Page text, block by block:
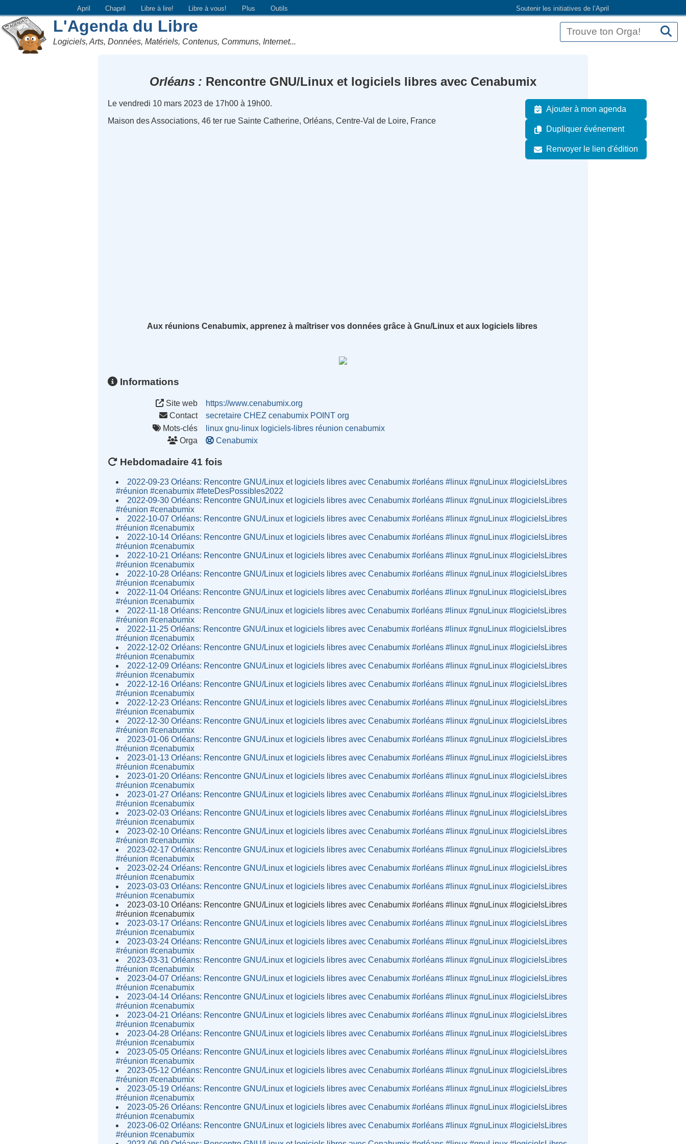
Soutenir les initiatives de l’April
April Chapril Libre à lire! Libre à vous! Plus Outils
L'Agenda du Libre
Logiciels, Arts, Données, Matériels, Contenus, Communs, Internet...
Orléans Rencontre GNU/Linux et logiciels libres avec Cenabumix
Ajouter à mon agenda
Dupliquer événement
Renvoyer le lien d'édition
Le vendredi 10 mars 2023 de 17h00 à 19h00.
Maison des Associations, 46 ter rue Sainte Catherine, Orléans, Centre-Val de Loire, France
Aux réunions Cenabumix, apprenez à maîtriser vos données grâce à Gnu/Linux et aux logiciels libres
Informations
Site web
https://www.cenabumix.org
Contact
secretaire CHEZ cenabumix POINT org
Mots-clés
linux gnu-linux logiciels-libres réunion cenabumix
Orga
Cenabumix
Hebdomadaire 41 fois
2022-09-23 Orléans: Rencontre GNU/Linux et logiciels libres avec Cenabumix #orléans #linux #gnuLinux #logicielsLibres
#réunion #cenabumix #feteDesPossibles2022
2022-09-30 Orléans: Rencontre GNU/Linux et logiciels libres avec Cenabumix #orléans #linux #gnuLinux #logicielsLibres
#réunion #cenabumix
2022-10-07 Orléans: Rencontre GNU/Linux et logiciels libres avec Cenabumix #orléans #linux #gnuLinux #logicielsLibres
#réunion #cenabumix
2022-10-14 Orléans: Rencontre GNU/Linux et logiciels libres avec Cenabumix #orléans #linux #gnuLinux #logicielsLibres
#réunion #cenabumix
2022-10-21 Orléans: Rencontre GNU/Linux et logiciels libres avec Cenabumix #orléans #linux #gnuLinux #logicielsLibres
#réunion #cenabumix
2022-10-28 Orléans: Rencontre GNU/Linux et logiciels libres avec Cenabumix #orléans #linux #gnuLinux #logicielsLibres
#réunion #cenabumix
2022-11-04 Orléans: Rencontre GNU/Linux et logiciels libres avec Cenabumix #orléans #linux #gnuLinux #logicielsLibres
#réunion #cenabumix
2022-11-18 Orléans: Rencontre GNU/Linux et logiciels libres avec Cenabumix #orléans #linux #gnuLinux #logicielsLibres
#réunion #cenabumix
2022-11-25 Orléans: Rencontre GNU/Linux et logiciels libres avec Cenabumix #orléans #linux #gnuLinux #logicielsLibres
#réunion #cenabumix
2022-12-02 Orléans: Rencontre GNU/Linux et logiciels libres avec Cenabumix #orléans #linux #gnuLinux #logicielsLibres
#réunion #cenabumix
2022-12-09 Orléans: Rencontre GNU/Linux et logiciels libres avec Cenabumix #orléans #linux #gnuLinux #logicielsLibres
#réunion #cenabumix
2022-12-16 Orléans: Rencontre GNU/Linux et logiciels libres avec Cenabumix #orléans #linux #gnuLinux #logicielsLibres
#réunion #cenabumix
2022-12-23 Orléans: Rencontre GNU/Linux et logiciels libres avec Cenabumix #orléans #linux #gnuLinux #logicielsLibres
#réunion #cenabumix
2022-12-30 Orléans: Rencontre GNU/Linux et logiciels libres avec Cenabumix #orléans #linux #gnuLinux #logicielsLibres
#réunion #cenabumix
2023-01-06 Orléans: Rencontre GNU/Linux et logiciels libres avec Cenabumix #orléans #linux #gnuLinux #logicielsLibres
#réunion #cenabumix
2023-01-13 Orléans: Rencontre GNU/Linux et logiciels libres avec Cenabumix #orléans #linux #gnuLinux #logicielsLibres
#réunion #cenabumix
2023-01-20 Orléans: Rencontre GNU/Linux et logiciels libres avec Cenabumix #orléans #linux #gnuLinux #logicielsLibres
#réunion #cenabumix
2023-01-27 Orléans: Rencontre GNU/Linux et logiciels libres avec Cenabumix #orléans #linux #gnuLinux #logicielsLibres
#réunion #cenabumix
2023-02-03 Orléans: Rencontre GNU/Linux et logiciels libres avec Cenabumix #orléans #linux #gnuLinux #logicielsLibres
#réunion #cenabumix
2023-02-10 Orléans: Rencontre GNU/Linux et logiciels libres avec Cenabumix #orléans #linux #gnuLinux #logicielsLibres
#réunion #cenabumix
2023-02-17 Orléans: Rencontre GNU/Linux et logiciels libres avec Cenabumix #orléans #linux #gnuLinux #logicielsLibres
#réunion #cenabumix
2023-02-24 Orléans: Rencontre GNU/Linux et logiciels libres avec Cenabumix #orléans #linux #gnuLinux #logicielsLibres
#réunion #cenabumix
2023-03-03 Orléans: Rencontre GNU/Linux et logiciels libres avec Cenabumix #orléans #linux #gnuLinux #logicielsLibres
#réunion #cenabumix
2023-03-10 Orléans: Rencontre GNU/Linux et logiciels libres avec Cenabumix #orléans #linux #gnuLinux #logicielsLibres
#réunion #cenabumix
2023-03-17 Orléans: Rencontre GNU/Linux et logiciels libres avec Cenabumix #orléans #linux #gnuLinux #logicielsLibres
#réunion #cenabumix
2023-03-24 Orléans: Rencontre GNU/Linux et logiciels libres avec Cenabumix #orléans #linux #gnuLinux #logicielsLibres
#réunion #cenabumix
2023-03-31 Orléans: Rencontre GNU/Linux et logiciels libres avec Cenabumix #orléans #linux #gnuLinux #logicielsLibres
#réunion #cenabumix
2023-04-07 Orléans: Rencontre GNU/Linux et logiciels libres avec Cenabumix #orléans #linux #gnuLinux #logicielsLibres
#réunion #cenabumix
2023-04-14 Orléans: Rencontre GNU/Linux et logiciels libres avec Cenabumix #orléans #linux #gnuLinux #logicielsLibres
#réunion #cenabumix
2023-04-21 Orléans: Rencontre GNU/Linux et logiciels libres avec Cenabumix #orléans #linux #gnuLinux #logicielsLibres
#réunion #cenabumix
2023-04-28 Orléans: Rencontre GNU/Linux et logiciels libres avec Cenabumix #orléans #linux #gnuLinux #logicielsLibres
#réunion #cenabumix
2023-05-05 Orléans: Rencontre GNU/Linux et logiciels libres avec Cenabumix #orléans #linux #gnuLinux #logicielsLibres
#réunion #cenabumix
2023-05-12 Orléans: Rencontre GNU/Linux et logiciels libres avec Cenabumix #orléans #linux #gnuLinux #logicielsLibres
#réunion #cenabumix
2023-05-19 Orléans: Rencontre GNU/Linux et logiciels libres avec Cenabumix #orléans #linux #gnuLinux #logicielsLibres
#réunion #cenabumix
2023-05-26 Orléans: Rencontre GNU/Linux et logiciels libres avec Cenabumix #orléans #linux #gnuLinux #logicielsLibres
#réunion #cenabumix
2023-06-02 Orléans: Rencontre GNU/Linux et logiciels libres avec Cenabumix #orléans #linux #gnuLinux #logicielsLibres
#réunion #cenabumix